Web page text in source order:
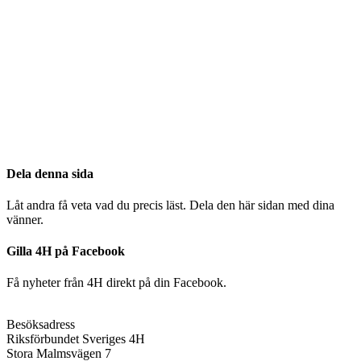
Dela denna sida
Låt andra få veta vad du precis läst. Dela den här sidan med dina
vänner.
Gilla 4H på Facebook
Få nyheter från 4H direkt på din Facebook.
Besöksadress
Riksförbundet Sveriges 4H
Stora Malmsvägen 7